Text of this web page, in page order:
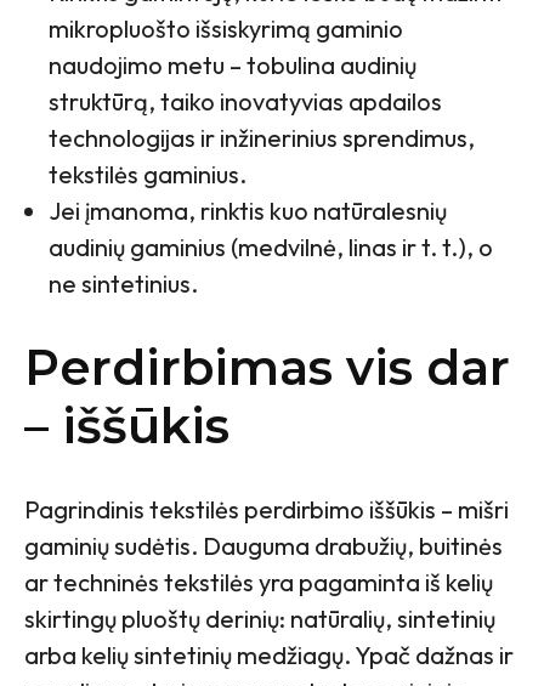
mikropluošto išsiskyrimą gaminio
naudojimo metu – tobulina audinių
struktūrą, taiko inovatyvias apdailos
technologijas ir inžinerinius sprendimus,
tekstilės gaminius.
Jei įmanoma, rinktis kuo natūralesnių
audinių gaminius (medvilnė, linas ir t. t.), o
ne sintetinius.
Perdirbimas vis dar
– iššūkis
Pagrindinis tekstilės perdirbimo iššūkis – mišri
gaminių sudėtis. Dauguma drabužių, buitinės
ar techninės tekstilės yra pagaminta iš kelių
skirtingų pluoštų derinių: natūralių, sintetinių
arba kelių sintetinių medžiagų. Ypač dažnas ir